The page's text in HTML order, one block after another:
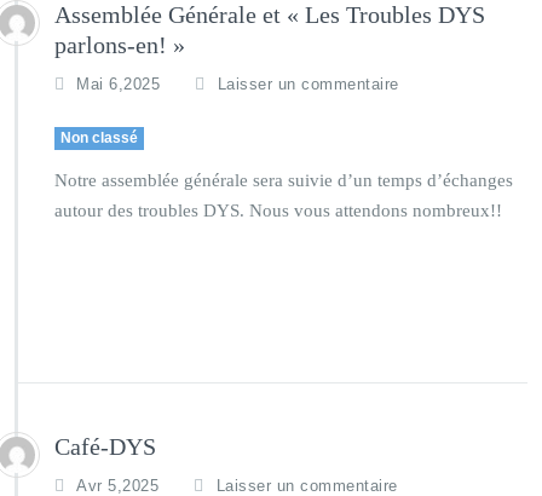
Assemblée Générale et « Les Troubles DYS
parlons-en! »
Mai 6,2025 Laisser un commentaire
Non classé
Notre assemblée générale sera suivie d’un temps d’échanges
autour des troubles DYS. Nous vous attendons nombreux!!
Café-DYS
Avr 5,2025 Laisser un commentaire